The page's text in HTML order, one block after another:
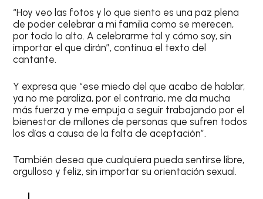
“Hoy veo las fotos y lo que siento es una paz plena
de poder celebrar a mi familia como se merecen,
por todo lo alto. A celebrarme tal y cómo soy, sin
importar el que dirán”, continua el texto del
cantante.
Y expresa que “ese miedo del que acabo de hablar,
ya no me paraliza, por el contrario, me da mucha
más fuerza y me empuja a seguir trabajando por el
bienestar de millones de personas que sufren todos
los días a causa de la falta de aceptación”.
También desea que cualquiera pueda sentirse libre,
orgulloso y feliz, sin importar su orientación sexual.